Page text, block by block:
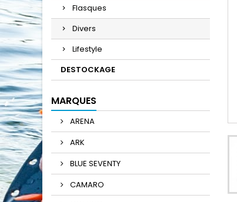
Flasques
Divers
Lifestyle
DESTOCKAGE
MARQUES
ARENA
ARK
BLUE SEVENTY
CAMARO